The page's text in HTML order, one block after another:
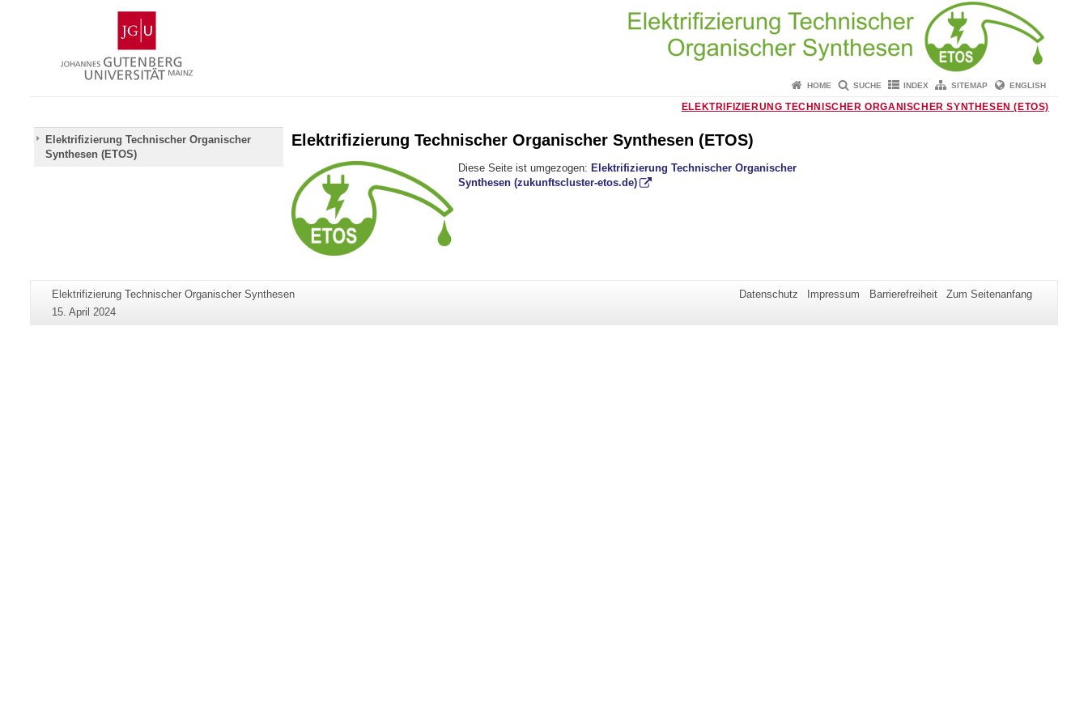
Gutenberg-
Universität
Mainz
HOME SUCHE INDEX SITEMAP ENGLISH
ELEKTRIFIZIERUNG TECHNISCHER ORGANISCHER SYNTHESEN (ETOS)
Elektrifizierung Technischer Organischer
Synthesen (ETOS)
Elektrifizierung Technischer Organischer Synthesen (ETOS)
Diese Seite ist umgezogen: Elektrifizierung Technischer Organischer
Synthesen (zukunftscluster-etos.de)
Zusätzliche
Informationen
Seiten-
Name:
Elektrifizierung Technischer Organischer Synthesen
Letzte
15. April 2024
Datenschutz Impressum Barrierefreiheit Zum Seitenanfang